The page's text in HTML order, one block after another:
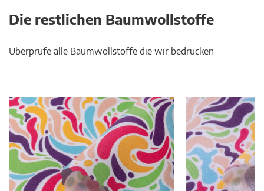
Die restlichen Baumwollstoffe
Überprüfe alle Baumwollstoffe die wir bedrucken